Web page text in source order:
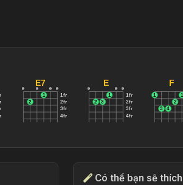
E7
1fr
2fr
3fr
4fr
o
2
o
1
o o
E
1fr
2fr
3fr
4fr
o
2 3
1
o o
F
1
3 4
2
1
Có thể bạn sẽ thích